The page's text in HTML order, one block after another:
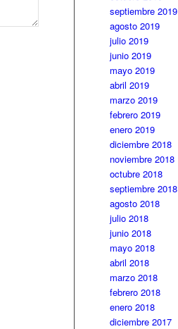
septiembre 2019
agosto 2019
julio 2019
junio 2019
mayo 2019
abril 2019
marzo 2019
febrero 2019
enero 2019
diciembre 2018
noviembre 2018
octubre 2018
septiembre 2018
agosto 2018
julio 2018
junio 2018
mayo 2018
abril 2018
marzo 2018
febrero 2018
enero 2018
diciembre 2017